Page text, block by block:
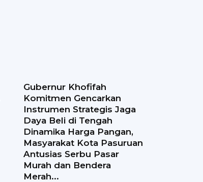
Gubernur Khofifah
Komitmen Gencarkan
Instrumen Strategis Jaga
Daya Beli di Tengah
Dinamika Harga Pangan,
Masyarakat Kota Pasuruan
Antusias Serbu Pasar
Murah dan Bendera
Merah...